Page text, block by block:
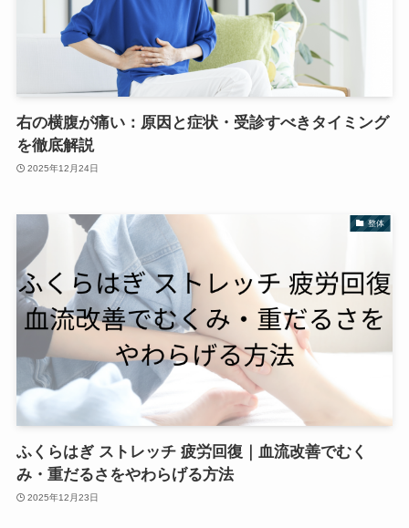
右の横腹が痛い：原因と症状・受診すべきタイミング
を徹底解説
2025年12月24日
整体
ふくらはぎ ストレッチ 疲労回復｜血流改善でむく
み・重だるさをやわらげる方法
2025年12月23日